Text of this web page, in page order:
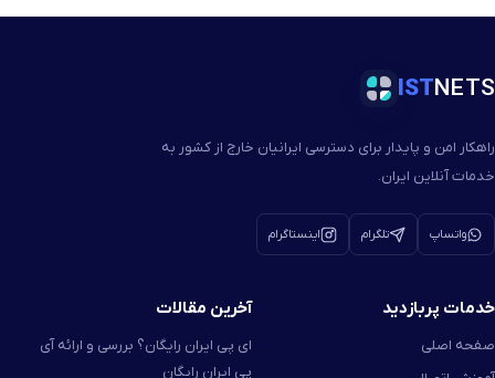
ISTNETS
راهکار امن و پایدار برای دسترسی ایرانیان خارج از کشور به
خدمات آنلاین ایران.
واتساپ تلگرام اینستاگرام
خدمات پربازدید
صفحه اصلی
آخرین مقالات
ای پی ایران رایگان؟ بررسی و ارائه آی
پی ایران رایگان